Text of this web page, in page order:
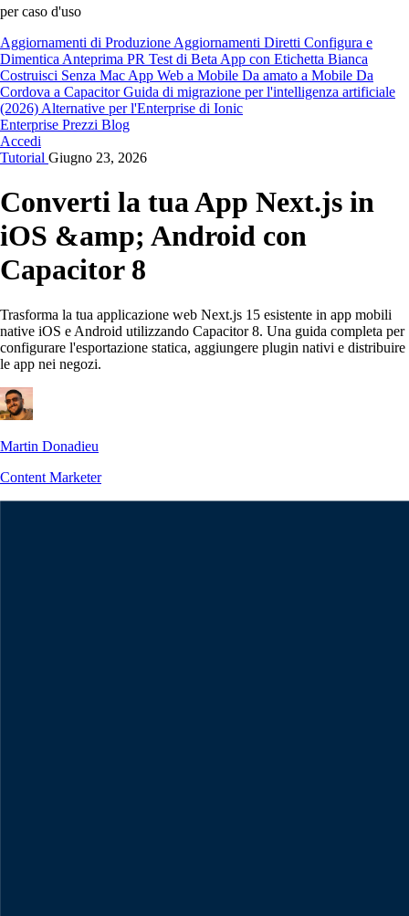
per caso d'uso
Aggiornamenti di Produzione Aggiornamenti Diretti Configura e
Dimentica Anteprima PR Test di Beta App con Etichetta Bianca
Costruisci Senza Mac App Web a Mobile Da amato a Mobile Da
Cordova a CapacitorGuida di migrazione per l'intelligenza artificiale
(2026) Alternative per l'Enterprise di Ionic
Enterprise Prezzi Blog
Accedi
Tutorial Giugno 23, 2026
Converti la tua App Next.js in
iOS &amp; Android con
Capacitor 8
Trasforma la tua applicazione web Next.js 15 esistente in app mobili
native iOS e Android utilizzando Capacitor 8. Una guida completa per
configurare l'esportazione statica, aggiungere plugin nativi e distribuire
le app nei negozi.
Martin Donadieu
Content Marketer